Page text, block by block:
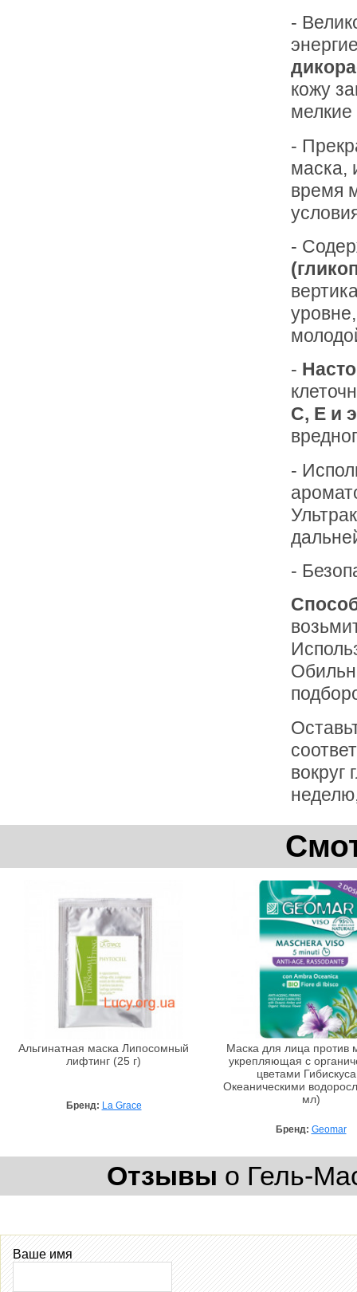
-
кожу
мелкие
-
маска,
время
-
-
С, Е и
-
-
вокруг
Альгинатная маска Липосомный
лифтинг (25 г)
Бренд: La Grace
Маска для лица против
укрепляющая с
цветами
Океаническими
мл)
Бренд: Geomar
Отзывы о Гель-
Ваше имя